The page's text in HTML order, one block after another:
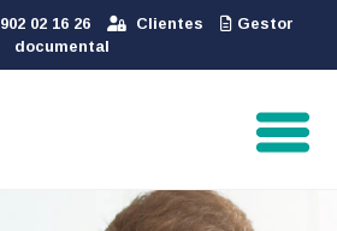
902 02 16 26 Clientes
Gestor
documental